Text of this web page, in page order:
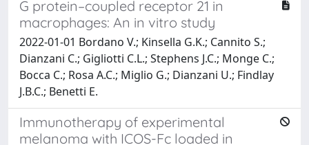
G protein–coupled receptor 21 in
macrophages: An in vitro study
2022-01-01 Bordano V.; Kinsella G.K.; Cannito S.;
Dianzani C.; Gigliotti C.L.; Stephens J.C.; Monge C.;
Bocca C.; Rosa A.C.; Miglio G.; Dianzani U.; Findlay
J.B.C.; Benetti E.
Immunotherapy of experimental
melanoma with ICOS-Fc loaded in